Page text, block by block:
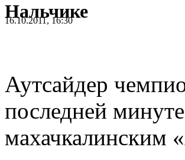
Нальчике
16.10.2011, 16:30
Аутсайдер
последней